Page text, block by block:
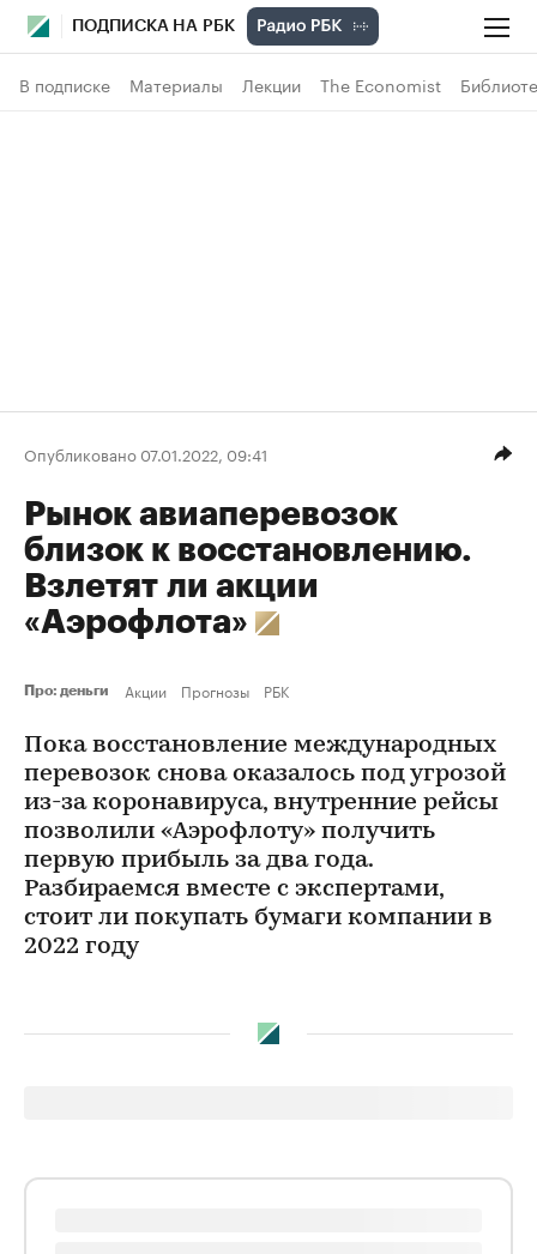
ПОДПИСКА НА РБК
В подписке Материалы Лекции The Economist
Опубликовано 07.01.2022, 09:41
Рынок авиаперевозок
близок к восстановлению.
Взлетят ли акции
«Аэрофлота»
Про: деньги Акции Прогнозы РБК
Пока восстановление международных
перевозок снова оказалось под угрозой
из-за коронавируса, внутренние рейсы
позволили «Аэрофлоту» получить
первую прибыль за два года.
Разбираемся вместе с экспертами,
стоит ли покупать бумаги компании в
2022 году